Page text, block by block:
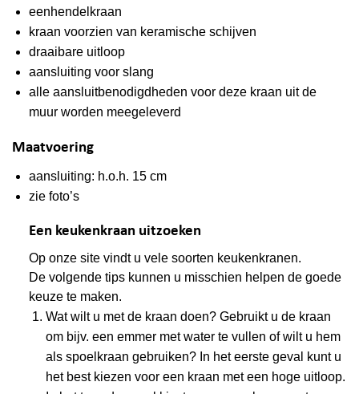
eenhendelkraan
kraan voorzien van keramische schijven
draaibare uitloop
aansluiting voor slang
alle aansluitbenodigdheden voor deze kraan uit de
muur worden meegeleverd
Maatvoering
aansluiting: h.o.h. 15 cm
zie foto’s
Een keukenkraan uitzoeken
Op onze site vindt u vele soorten keukenkranen.
De volgende tips kunnen u misschien helpen de goede
keuze te maken.
Wat wilt u met de kraan doen? Gebruikt u de kraan
om bijv. een emmer met water te vullen of wilt u hem
als spoelkraan gebruiken? In het eerste geval kunt u
het best kiezen voor een kraan met een hoge uitloop.